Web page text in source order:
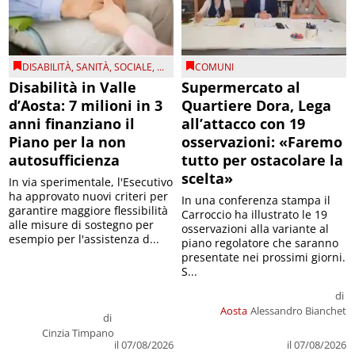
DISABILITÀ,SANITÀ,SOCIALE, ...
Disabilità in Valle
d’Aosta: 7 milioni in 3
anni finanziano il
Piano per la non
autosufficienza
di
Cinzia Timpano
il 07/08/2026
In via sperimentale, l'Esecutivo
ha approvato nuovi criteri per
garantire maggiore flessibilità
alle misure di sostegno per
esempio per l'assistenza d...
COMUNI
Supermercato al
Quartiere Dora, Lega
all’attacco con 19
osservazioni: «Faremo
tutto per ostacolare la
scelta»
Aosta
di
Alessandro Bianchet
il 07/08/2026
In una conferenza stampa il
Carroccio ha illustrato le 19
osservazioni alla variante al
piano regolatore che saranno
presentate nei prossimi giorni.
S...